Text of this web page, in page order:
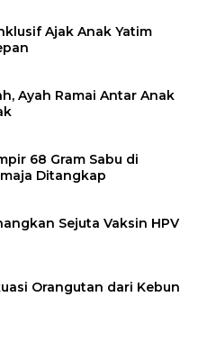
Ajak Anak Yatim
Ayah Ramai Antar Anak
68 Gram Sabu di
Ditangkap
Sejuta Vaksin HPV
Orangutan dari Kebun